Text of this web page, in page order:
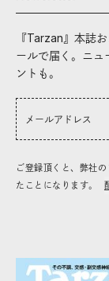
『Tarzan』本誌
ールで届く。ニュ
ントも。
ご登録頂くと、弊社
たことになります。